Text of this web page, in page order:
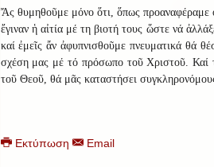
Ἄς θυμηθοῦμε μόνο ὅτι, ὅπως προαναφέραμε
ἔγιναν ἡ αἰτία μέ τη βιοτή τους ὥστε νά
καί ἐμεῖς ἄν ἀφυπνισθοῦμε πνευματικά θά
σχέση μας μέ τό πρόσωπο τοῦ Χριστοῦ. Καί
τοῦ Θεοῦ, θά μᾶς καταστήσει
Εκτύπωση Email